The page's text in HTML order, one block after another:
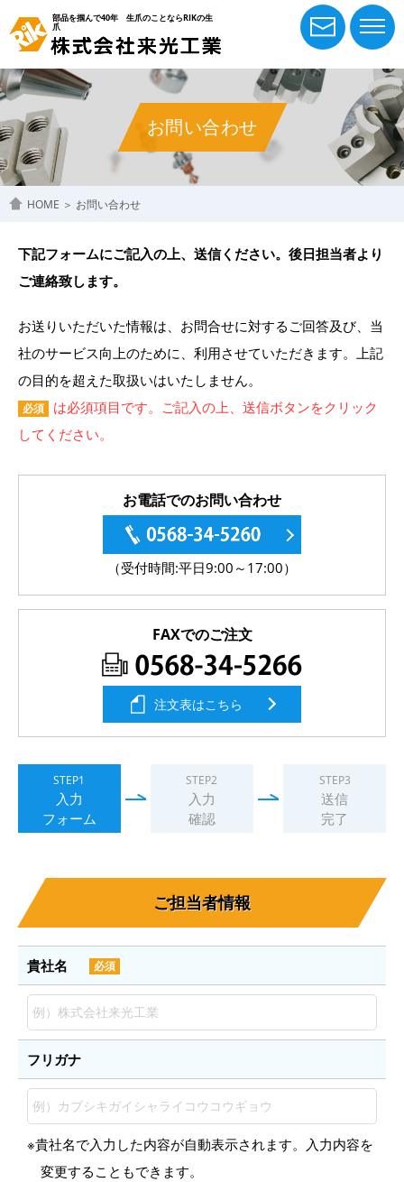
部品を掴んで40年 生爪のことならRIKの生
爪
お問い合わせ
HOME ＞ お問い合わせ
下記フォームにご記入の上、送信ください。後日担当者より
ご連絡致します。
お送りいただいた情報は、お問合せに対するご回答及び、当
社のサービス向上のために、利用させていただきます。 上記
の目的を超えた取扱いはいたしません。
必須
は必須項目です。ご記入の上、送信ボタンをクリック
してください。
お電話でのお問い合わせ
（受付時間:平日9:00～17:00）
FAXでのご注文
注文表はこちら
STEP1
入力
フォーム
STEP2
入力
確認
STEP3
送信
完了
ご担当者情報
貴社名 必須
フリガナ
※貴社名で入力した内容が自動表示されます。入力内容を
変更することもできます。